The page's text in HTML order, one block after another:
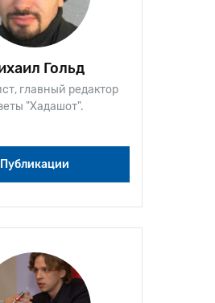
Гольд
главный редактор
"Хадашот".
Публикации